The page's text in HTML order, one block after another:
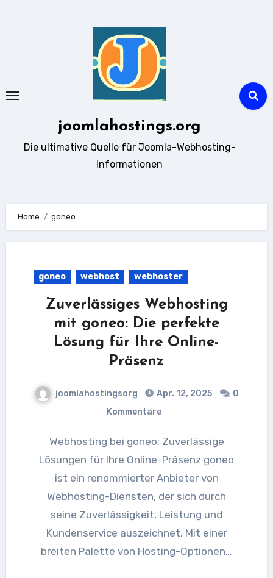
joomlahostings.org
Die ultimative Quelle für Joomla-Webhosting-
Informationen
Home goneo
goneo webhost webhoster
Zuverlässiges Webhosting
mit goneo: Die perfekte
Lösung für Ihre Online-
Präsenz
joomlahostingsorg Apr. 12, 2025
0
Kommentare
Webhosting bei goneo: Zuverlässige
Lösungen für Ihre Online-Präsenz goneo
ist ein renommierter Anbieter von
Webhosting-Diensten, der sich durch
seine Zuverlässigkeit, Leistung und
Kundenservice auszeichnet. Mit einer
breiten Palette von Hosting-Optionen…